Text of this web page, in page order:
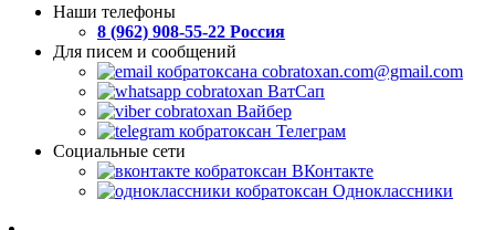
Наши телефоны
8 (962) 908-55-22 Россия
Для писем и сообщений
cobratoxan.com@gmail.com
ВатСап
Вайбер
Телеграм
Социальные сети
ВКонтакте
Одноклассники